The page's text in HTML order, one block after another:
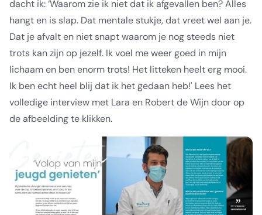
dacht ik: ‘Waarom zie ik niet dat ik afgevallen ben? Alles
hangt en is slap. Dat mentale stukje, dat vreet wel aan je.
Dat je afvalt en niet snapt waarom je nog steeds niet
trots kan zijn op jezelf. Ik voel me weer goed in mijn
lichaam en ben enorm trots! Het litteken heelt erg mooi.
Ik ben echt heel blij dat ik het gedaan heb!' Lees het
volledige interview met Lara en Robert de Wijn door op
de afbeelding te klikken.